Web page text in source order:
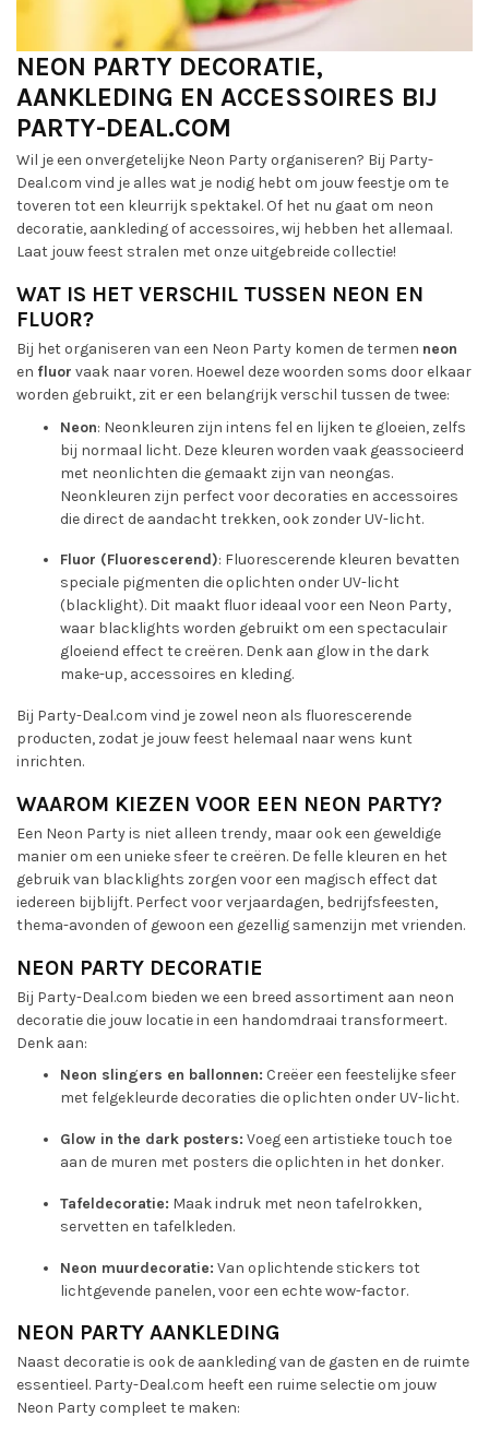
NEON PARTY DECORATIE,
AANKLEDING EN ACCESSOIRES BIJ
PARTY-DEAL.COM
Wil je een onvergetelijke Neon Party organiseren? Bij Party-
Deal.com vind je alles wat je nodig hebt om jouw feestje om te
toveren tot een kleurrijk spektakel. Of het nu gaat om neon
decoratie, aankleding of accessoires, wij hebben het allemaal.
Laat jouw feest stralen met onze uitgebreide collectie!
WAT IS HET VERSCHIL TUSSEN NEON EN
FLUOR?
Bij het organiseren van een Neon Party komen de termen neon
en fluor vaak naar voren. Hoewel deze woorden soms door elkaar
worden gebruikt, zit er een belangrijk verschil tussen de twee:
Neon: Neonkleuren zijn intens fel en lijken te gloeien, zelfs
bij normaal licht. Deze kleuren worden vaak geassocieerd
met neonlichten die gemaakt zijn van neongas.
Neonkleuren zijn perfect voor decoraties en accessoires
die direct de aandacht trekken, ook zonder UV-licht.
Fluor (Fluorescerend): Fluorescerende kleuren bevatten
speciale pigmenten die oplichten onder UV-licht
(blacklight). Dit maakt fluor ideaal voor een Neon Party,
waar blacklights worden gebruikt om een spectaculair
gloeiend effect te creëren. Denk aan glow in the dark
make-up, accessoires en kleding.
Bij Party-Deal.com vind je zowel neon als fluorescerende
producten, zodat je jouw feest helemaal naar wens kunt
inrichten.
WAAROM KIEZEN VOOR EEN NEON PARTY?
Een Neon Party is niet alleen trendy, maar ook een geweldige
manier om een unieke sfeer te creëren. De felle kleuren en het
gebruik van blacklights zorgen voor een magisch effect dat
iedereen bijblijft. Perfect voor verjaardagen, bedrijfsfeesten,
thema-avonden of gewoon een gezellig samenzijn met vrienden.
NEON PARTY DECORATIE
Bij Party-Deal.com bieden we een breed assortiment aan neon
decoratie die jouw locatie in een handomdraai transformeert.
Denk aan:
Neon slingers en ballonnen: Creëer een feestelijke sfeer
met felgekleurde decoraties die oplichten onder UV-licht.
Glow in the dark posters: Voeg een artistieke touch toe
aan de muren met posters die oplichten in het donker.
Tafeldecoratie: Maak indruk met neon tafelrokken,
servetten en tafelkleden.
Neon muurdecoratie: Van oplichtende stickers tot
lichtgevende panelen, voor een echte wow-factor.
NEON PARTY AANKLEDING
Naast decoratie is ook de aankleding van de gasten en de ruimte
essentieel. Party-Deal.com heeft een ruime selectie om jouw
Neon Party compleet te maken: